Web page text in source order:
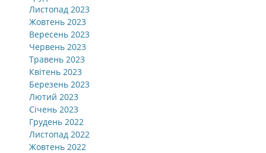
Листопад 2023
Жовтень 2023
Вересень 2023
Червень 2023
Травень 2023
Квітень 2023
Березень 2023
Лютий 2023
Січень 2023
Грудень 2022
Листопад 2022
Жовтень 2022